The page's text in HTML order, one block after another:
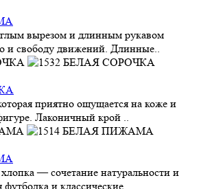
вырезом и длинным рукавом
и свободу движений. Длинные..
приятно ощущается на коже и
Лаконичный крой ..
— сочетание натуральности и
и классические..